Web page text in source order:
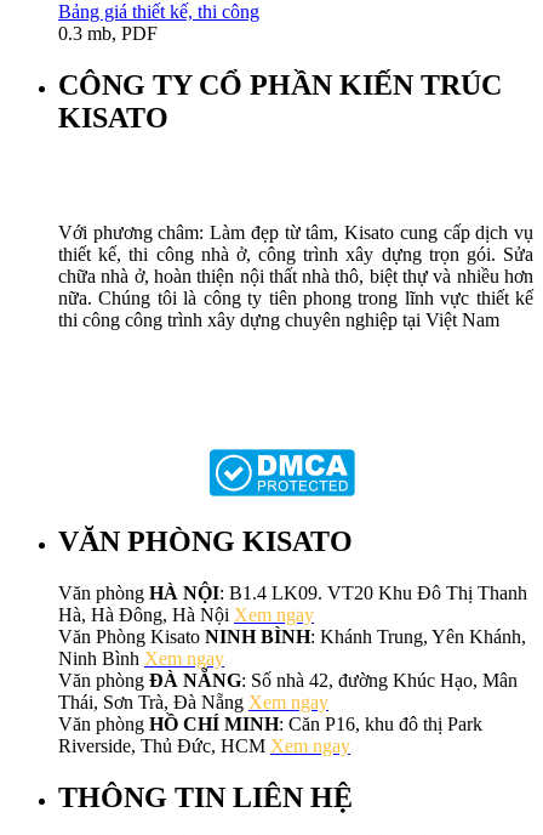
Bảng giá thiết kế, thi công
0.3 mb, PDF
CÔNG TY CỔ PHẦN KIẾN TRÚC
KISATO
Với phương châm: Làm đẹp từ tâm, Kisato cung cấp dịch vụ
thiết kế, thi công nhà ở, công trình xây dựng trọn gói. Sửa
chữa nhà ở, hoàn thiện nội thất nhà thô, biệt thự và nhiều hơn
nữa. Chúng tôi là công ty tiên phong trong lĩnh vực thiết kế
thi công công trình xây dựng chuyên nghiệp tại Việt Nam
VĂN PHÒNG KISATO
Văn phòng HÀ NỘI: B1.4 LK09. VT20 Khu Đô Thị Thanh
Hà, Hà Đông, Hà Nội Xem ngay
Văn Phòng Kisato NINH BÌNH: Khánh Trung, Yên Khánh,
Ninh Bình Xem ngay
Văn phòng ĐÀ NẴNG: Số nhà 42, đường Khúc Hạo, Mân
Thái, Sơn Trà, Đà Nẵng Xem ngay
Văn phòng HỒ CHÍ MINH: Căn P16, khu đô thị Park
Riverside, Thủ Đức, HCM Xem ngay
THÔNG TIN LIÊN HỆ